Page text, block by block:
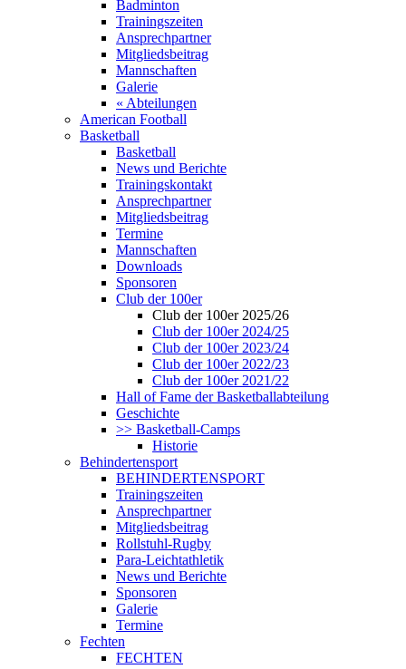
Badminton
Trainingszeiten
Ansprechpartner
Mitgliedsbeitrag
Mannschaften
Galerie
« Abteilungen
American Football
Basketball
Basketball
News und Berichte
Trainingskontakt
Ansprechpartner
Mitgliedsbeitrag
Termine
Mannschaften
Downloads
Sponsoren
Club der 100er
Club der 100er 2025/26
Club der 100er 2024/25
Club der 100er 2023/24
Club der 100er 2022/23
Club der 100er 2021/22
Hall of Fame der Basketballabteilung
Geschichte
>> Basketball-Camps
Historie
Behindertensport
BEHINDERTENSPORT
Trainingszeiten
Ansprechpartner
Mitgliedsbeitrag
Rollstuhl-Rugby
Para-Leichtathletik
News und Berichte
Sponsoren
Galerie
Termine
Fechten
FECHTEN